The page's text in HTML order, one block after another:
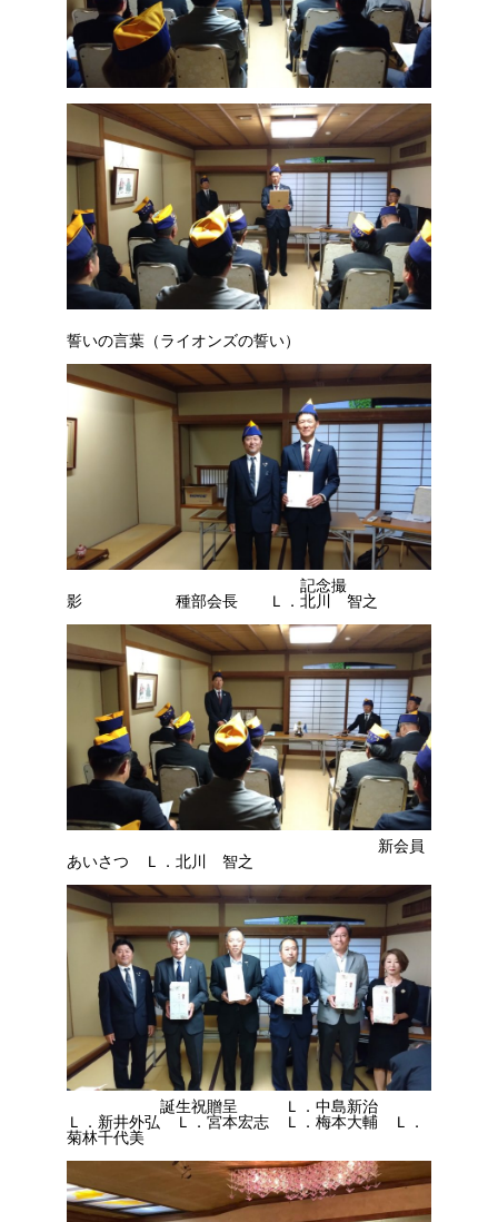
誓いの言葉（ライオンズの誓い）
記念撮
影 種部会長 Ｌ．北川 智之
新会員
あいさつ Ｌ．北川 智之
誕生祝贈呈 Ｌ．中島新治
Ｌ．新井外弘 Ｌ．宮本宏志 Ｌ．梅本大輔 Ｌ．
菊林千代美